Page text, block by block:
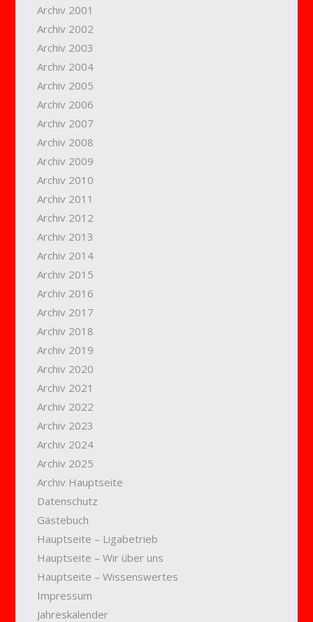
Archiv 2001
Archiv 2002
Archiv 2003
Archiv 2004
Archiv 2005
Archiv 2006
Archiv 2007
Archiv 2008
Archiv 2009
Archiv 2010
Archiv 2011
Archiv 2012
Archiv 2013
Archiv 2014
Archiv 2015
Archiv 2016
Archiv 2017
Archiv 2018
Archiv 2019
Archiv 2020
Archiv 2021
Archiv 2022
Archiv 2023
Archiv 2024
Archiv 2025
Archiv Hauptseite
Datenschutz
Gästebuch
Hauptseite – Ligabetrieb
Hauptseite – Wir über uns
Hauptseite – Wissenswertes
Impressum
Jahreskalender